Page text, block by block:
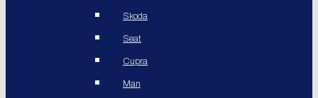
Skoda
Seat
Cupra
Man